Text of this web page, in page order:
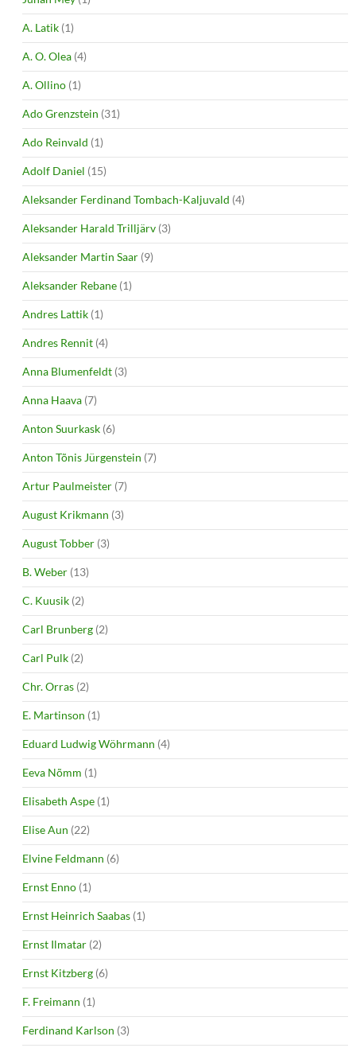
A. Latik (1)
A. O. Olea (4)
A. Ollino (1)
Ado Grenzstein (31)
Ado Reinvald (1)
Adolf Daniel (15)
Aleksander Ferdinand Tombach-Kaljuvald (4)
Aleksander Harald Trilljärv (3)
Aleksander Martin Saar (9)
Aleksander Rebane (1)
Andres Lattik (1)
Andres Rennit (4)
Anna Blumenfeldt (3)
Anna Haava (7)
Anton Suurkask (6)
Anton Tõnis Jürgenstein (7)
Artur Paulmeister (7)
August Krikmann (3)
August Tobber (3)
B. Weber (13)
C. Kuusik (2)
Carl Brunberg (2)
Carl Pulk (2)
Chr. Orras (2)
E. Martinson (1)
Eduard Ludwig Wöhrmann (4)
Eeva Nõmm (1)
Elisabeth Aspe (1)
Elise Aun (22)
Elvine Feldmann (6)
Ernst Enno (1)
Ernst Heinrich Saabas (1)
Ernst Ilmatar (2)
Ernst Kitzberg (6)
F. Freimann (1)
Ferdinand Karlson (3)